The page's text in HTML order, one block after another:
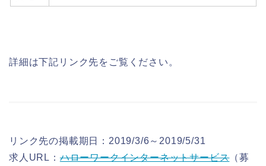
詳細は下記リンク先をご覧ください。
リンク先の掲載期日：2019/3/6～2019/5/31
求人URL：ハローワークインターネットサービス（募